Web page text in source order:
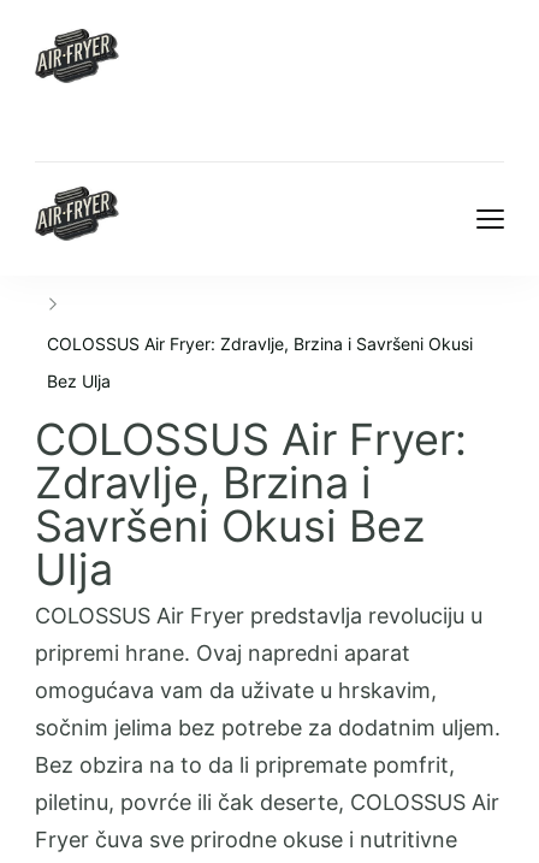
COLOSSUS Air Fryer: Zdravlje, Brzina i Savršeni Okusi
Bez Ulja
COLOSSUS Air Fryer:
Zdravlje, Brzina i
Savršeni Okusi Bez
Ulja
COLOSSUS Air Fryer predstavlja revoluciju u
pripremi hrane. Ovaj napredni aparat
omogućava vam da uživate u hrskavim,
sočnim jelima bez potrebe za dodatnim uljem.
Bez obzira na to da li pripremate pomfrit,
piletinu, povrće ili čak deserte, COLOSSUS Air
Fryer čuva sve prirodne okuse i nutritivne